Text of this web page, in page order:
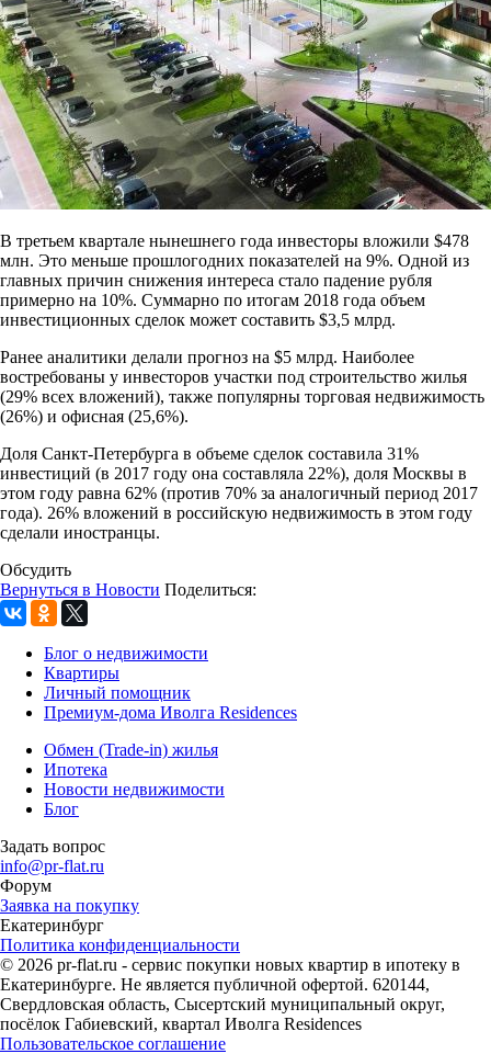
В третьем квартале нынешнего года инвесторы вложили $478
млн. Это меньше прошлогодних показателей на 9%. Одной из
главных причин снижения интереса стало падение рубля
примерно на 10%. Суммарно по итогам 2018 года объем
инвестиционных сделок может составить $3,5 млрд.
Ранее аналитики делали прогноз на $5 млрд. Наиболее
востребованы у инвесторов участки под строительство жилья
(29% всех вложений), также популярны торговая недвижимость
(26%) и офисная (25,6%).
Доля Санкт-Петербурга в объеме сделок составила 31%
инвестиций (в 2017 году она составляла 22%), доля Москвы в
этом году равна 62% (против 70% за аналогичный период 2017
года). 26% вложений в российскую недвижимость в этом году
сделали иностранцы.
Обсудить
Вернуться в Новости Поделиться:
Блог о недвижимости
Квартиры
Личный помощник
Премиум-дома Иволга Residences
Обмен (Trade-in) жилья
Ипотека
Новости недвижимости
Блог
Задать вопрос
info@pr-flat.ru
Форум
Заявка на покупку
Екатеринбург
Политика конфиденциальности
© 2026 pr-flat.ru - сервис покупки новых квартир в ипотеку в
Екатеринбурге. Не является публичной офертой. 620144,
Свердловская область, Сысертский муниципальный округ,
посёлок Габиевский, квартал Иволга Residences
Пользовательское соглашение